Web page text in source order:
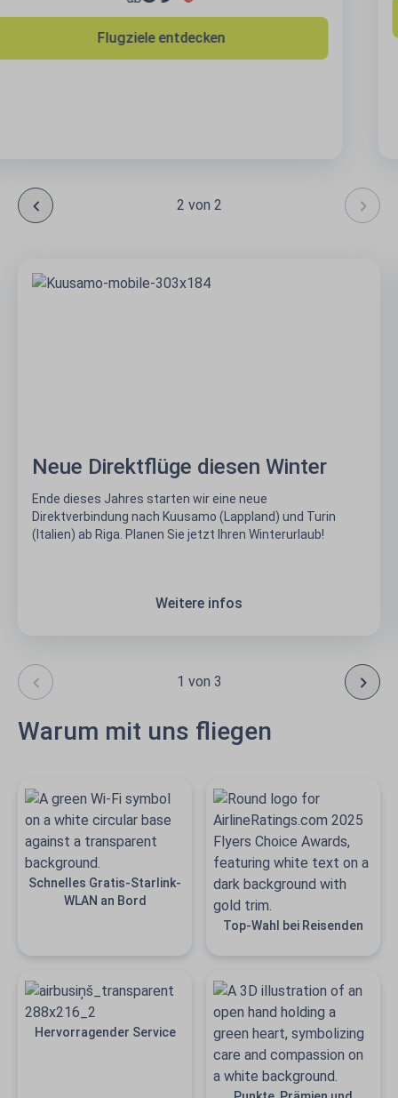
Mehr erfahren
2 von 2
Neue Direktflüge diesen Winter
Ende dieses Jahres starten wir eine neue
Direktverbindung nach Kuusamo (Lappland) und Turin
(Italien) ab Riga. Planen Sie jetzt Ihren Winterurlaub!
Weitere infos
1 von 3
Warum mit uns fliegen
Schnelles Gratis-Starlink-
WLAN an Bord
Top-Wahl bei Reisenden
Hervorragender Service